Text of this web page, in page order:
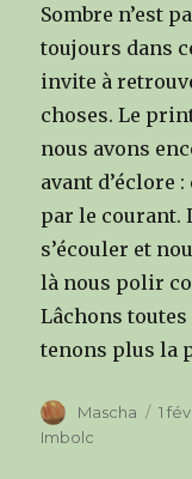
Sombre n’est
toujours dans
invite à
choses. Le
nous avons
avant d’éclore
par le courant.
s’écouler et
là nous polir
Lâchons
tenons plus la
Author
Mascha 1
Imbolc